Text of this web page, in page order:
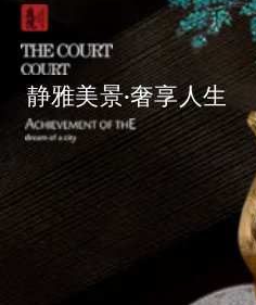
静雅美景·奢享人生